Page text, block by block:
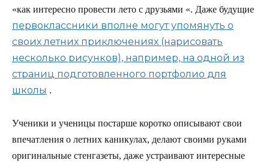
«как интересно провести лето с друзьями «. Даже будущие
первоклассники вполне могут упомянуть о
своих летних приключениях (нарисовать
несколько рисунков), например, на одной из
страниц подготовленного портфолио для
школы .
Ученики и ученицы постарше коротко описывают свои
впечатления о летних каникулах, делают своими руками
оригинальные стенгазеты, даже устраивают интересные